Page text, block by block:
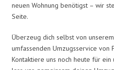
neuen Wohnung benötigst – wir
Seite.
Überzeug dich selbst von
umfassenden Umzugsservice von
Kontaktiere uns noch heute für